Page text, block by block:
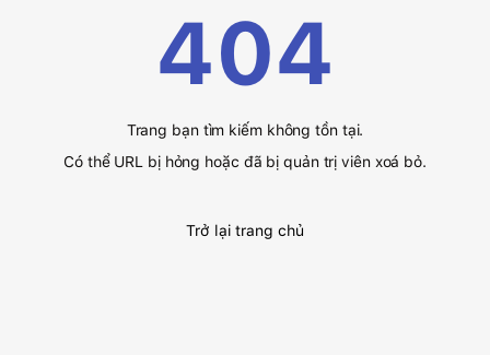
404
Trang bạn tìm kiếm không tồn tại.
Có thể URL bị hỏng hoặc đã bị quản trị viên xoá bỏ.
Trở lại trang chủ